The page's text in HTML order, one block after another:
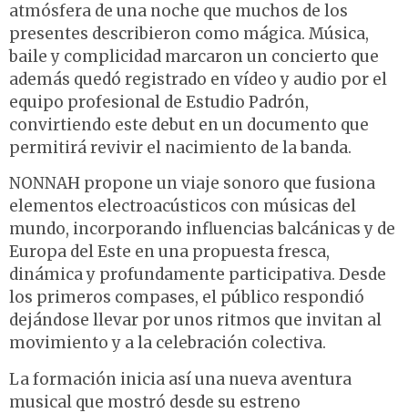
atmósfera de una noche que muchos de los
presentes describieron como mágica. Música,
baile y complicidad marcaron un concierto que
además quedó registrado en vídeo y audio por el
equipo profesional de Estudio Padrón,
convirtiendo este debut en un documento que
permitirá revivir el nacimiento de la banda.
NONNAH propone un viaje sonoro que fusiona
elementos electroacústicos con músicas del
mundo, incorporando influencias balcánicas y de
Europa del Este en una propuesta fresca,
dinámica y profundamente participativa. Desde
los primeros compases, el público respondió
dejándose llevar por unos ritmos que invitan al
movimiento y a la celebración colectiva.
La formación inicia así una nueva aventura
musical que mostró desde su estreno